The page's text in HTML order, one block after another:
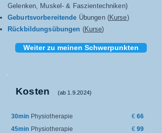
Gelenken, Muskel- & Faszientechniken)
Geburtsvorbereitende Übungen (Kurse)
Rückbildungsübungen (Kurse)
Weiter zu meinen Schwerpunkten
Kosten (ab 1.9.2024)
30min Physiotherapie €66
45min Physiotherapie €99